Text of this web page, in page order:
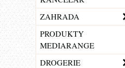
ZAHRADA
PRODUKTY
MEDIARANGE
DROGERIE